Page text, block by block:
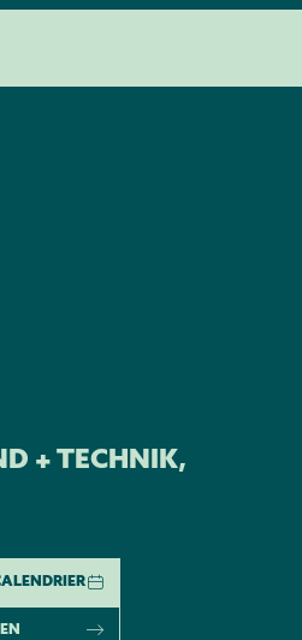
+ TECHNIK,